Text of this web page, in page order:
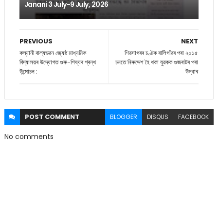
Janani 3 July-9 July, 2026
NEXT
শিৱসাগৰৰ চণ্টক বালিগাঁৱৰ পৰা ২০১৫
চনতে নিৰুদ্দেশ হৈ থকা যুৱকক গুজৰাটৰ পৰা
উদ্ধাৰ
PREVIOUS
কল্যানী বাল্যভৱন জ্যেষ্ঠ মাধ্যমিক
বিদ্যালয়ৰ উদ্যোগত গুৰু-শিষ্যৰ গ্ৰন্থ
উন্মোচন :
POST COMMENT BLOGGER DISQUS FACEBOOK
No comments